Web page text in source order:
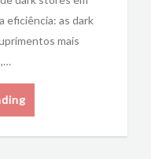
eficiência: as dark
mais